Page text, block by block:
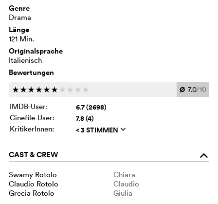
Genre
Drama
Länge
121 Min.
Originalsprache
Italienisch
Bewertungen
cccccc c c c c Ø 7.0/10
IMDB-User:
6.7 (2698)
Cinefile-User: 7.8 (4)
KritikerInnen: < 3 STIMMEN q
CAST & CREW o
Swamy Rotolo
Chiara
Claudio Rotolo
Claudio
Grecia Rotolo
Giulia